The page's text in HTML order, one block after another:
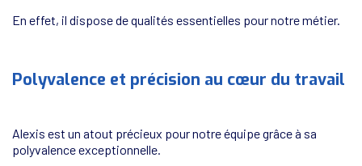
En effet, il dispose de qualités essentielles pour notre métier.
Polyvalence et précision au cœur du travail
Alexis est un atout précieux pour notre équipe grâce à sa
polyvalence exceptionnelle.